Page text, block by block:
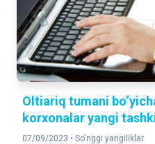
Oltiariq tumani
korxonalar yangi
07/09/2023 • So'nggi yangiliklar